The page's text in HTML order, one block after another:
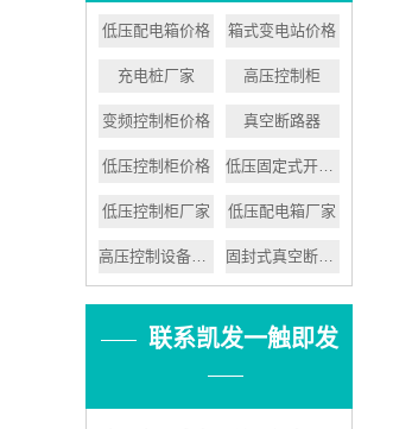
低压配电箱价格 箱式变电站价格
充电桩厂家 高压控制柜
变频控制柜价格 真空断路器
低压控制柜价格 低压固定式开关设备
低压控制柜厂家 低压配电箱厂家
高压控制设备价格 固封式真空断路器
联系凯发一触即发